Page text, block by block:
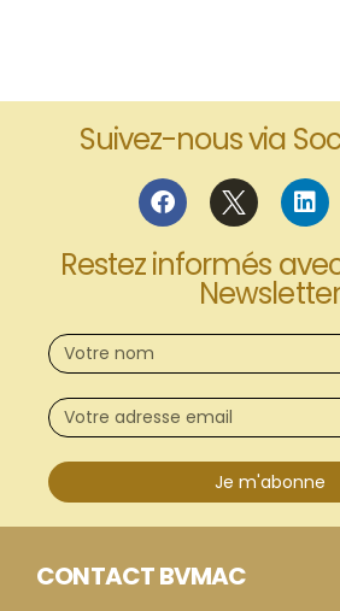
Suivez-nous via
Restez informés
Newsletter
Je m'abonne
CONTACT BVMAC